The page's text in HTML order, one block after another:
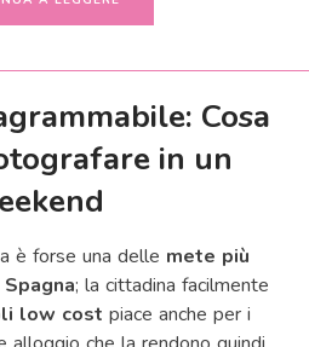
Cosa
in un
è forse una delle mete più
; la cittadina facilmente
low cost piace anche per i